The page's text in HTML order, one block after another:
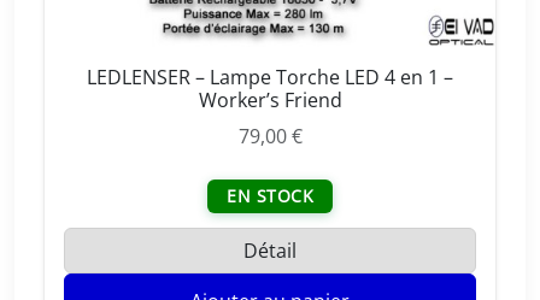
LEDLENSER – Lampe Torche LED 4 en 1 –
Worker’s Friend
79,00€
EN STOCK
Détail